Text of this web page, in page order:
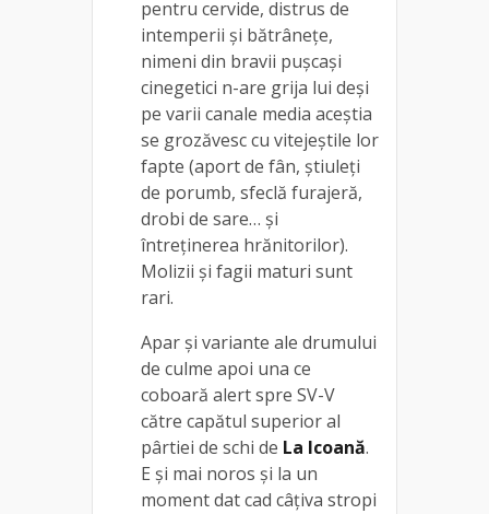
pentru cervide, distrus de
intemperii și bătrânețe,
nimeni din bravii pușcași
cinegetici n-are grija lui deși
pe varii canale media aceștia
se grozăvesc cu vitejeștile lor
fapte (aport de fân, știuleți
de porumb, sfeclă furajeră,
drobi de sare… și
întreținerea hrănitorilor).
Molizii și fagii maturi sunt
rari.
Apar și variante ale drumului
de culme apoi una ce
coboară alert spre SV-V
către capătul superior al
pârtiei de schi de La Icoană.
E și mai noros și la un
moment dat cad câțiva stropi